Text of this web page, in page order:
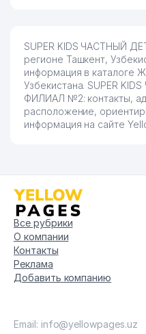
SUPER KIDS ЧАСТНЫЙ
регионе Ташкент,
информация в каталоге
Узбекистана. SUPER
ФИЛИАЛ №2: контакты,
расположение,
информация на сайте
Все рубрики
О компании
Контакты
Реклама
Добавить компанию
Email: info@yellowpages.uz